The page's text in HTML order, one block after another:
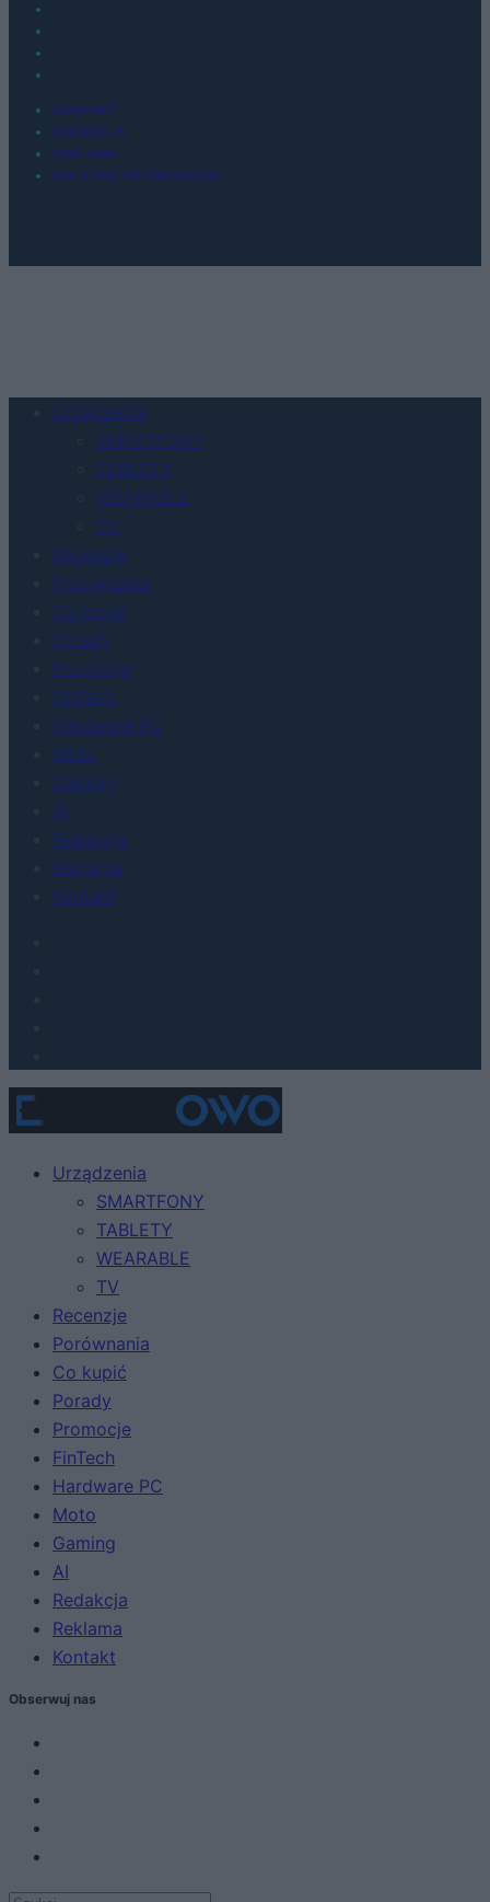
KONTAKT
REDAKCJA
REKLAMA
POLITYKA PRYWATNOŚCI
Urządzenia
SMARTFONY
TABLETY
WEARABLE
TV
Recenzje
Porównania
Co kupić
Porady
Promocje
FinTech
Hardware PC
Moto
Gaming
AI
Redakcja
Reklama
Kontakt
Urządzenia
SMARTFONY
TABLETY
WEARABLE
TV
Recenzje
Porównania
Co kupić
Porady
Promocje
FinTech
Hardware PC
Moto
Gaming
AI
Redakcja
Reklama
Kontakt
Obserwuj nas